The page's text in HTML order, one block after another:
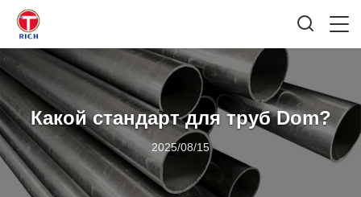
Какой стандарт для труб Dom?
2025/08/15